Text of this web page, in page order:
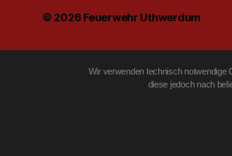
© 2026 Feuerwehr Uthwerdum
Wir verwenden technisch notwendige
diese jedoch nach